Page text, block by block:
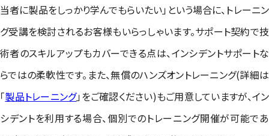
当者に製品をしっかり学んでもらいたい」という場合に、トレーニン
グ受講を検討されるお客様もいらっしゃいます。サポート契約で技
術者のスキルアップもカバーできる点は、インシデントサポートな
らではの柔軟性です。また、無償のハンズオントレーニング(詳細は
「製品トレーニング」をご確認ください)もご用意していますが、イン
シデントを利用する場合、個別でのトレーニング開催が可能であ